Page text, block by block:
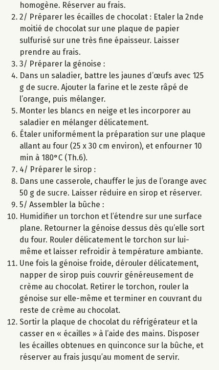
homogène. Réserver au frais.
2/ Préparer les écailles de chocolat : Etaler la 2nde
moitié de chocolat sur une plaque de papier
sulfurisé sur une très fine épaisseur. Laisser
prendre au frais.
3/ Préparer la génoise :
Dans un saladier, battre les jaunes d’œufs avec 125
g de sucre. Ajouter la farine et le zeste râpé de
l’orange, puis mélanger.
Monter les blancs en neige et les incorporer au
saladier en mélanger délicatement.
Étaler uniformément la préparation sur une plaque
allant au four (25 x 30 cm environ), et enfourner 10
min à 180°C (Th.6).
4/ Préparer le sirop :
Dans une casserole, chauffer le jus de l’orange avec
50 g de sucre. Laisser réduire en sirop et réserver.
5/ Assembler la bûche :
Humidifier un torchon et l’étendre sur une surface
plane. Retourner la génoise dessus dès qu’elle sort
du four. Rouler délicatement le torchon sur lui-
même et laisser refroidir à température ambiante.
Une fois la génoise froide, dérouler délicatement,
napper de sirop puis couvrir généreusement de
crème au chocolat. Retirer le torchon, rouler la
génoise sur elle-même et terminer en couvrant du
reste de crème au chocolat.
Sortir la plaque de chocolat du réfrigérateur et la
casser en « écailles » à l’aide des mains. Disposer
les écailles obtenues en quinconce sur la bûche, et
réserver au frais jusqu’au moment de servir.